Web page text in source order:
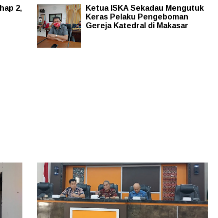
2,
Ketua ISKA Sekadau Mengutuk
Keras Pelaku Pengeboman
Gereja Katedral di Makasar